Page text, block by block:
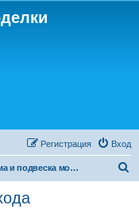
Вход
Регистрация
Рама и подвеска мотовездехода